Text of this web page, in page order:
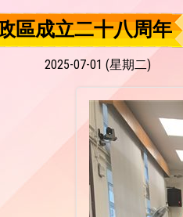
區成立二十八周年
2025-07-01 (星期二)